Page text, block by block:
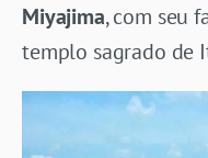
Miyajima, com seu
templo sagrado de